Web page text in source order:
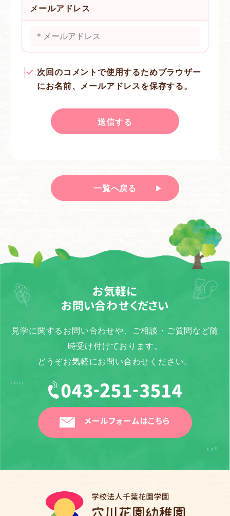
メールアドレス
次回のコメントで使用するためブラウザー
にお名前、メールアドレスを保存する。
一覧へ戻る
お気軽に
お問い合わせください
見学に関するお問い合わせや、ご相談・ご質問など随
時受け付けております。
どうぞお気軽にお問い合わせください。
メールフォームはこちら